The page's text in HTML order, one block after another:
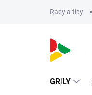
Rady a tipy
GRILY